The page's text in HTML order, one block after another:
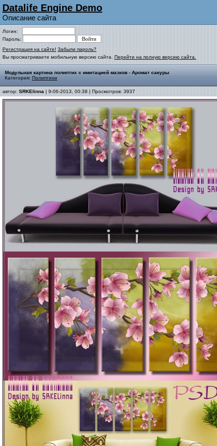
Datalife Engine Demo
Описание сайта
Логин:
Пароль:
Регистрация на сайте! Забыли пароль?
Вы просматриваете мобильную версию сайта. Перейти на полную версию сайта.
Модульная картина полиптих с имитацией мазков - Аромат сакуры
Категория: Полиптихи
автор: SRKElinna | 9-06-2013, 00:38 | Просмотров: 3937